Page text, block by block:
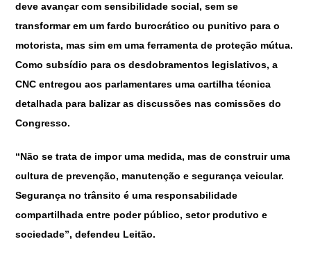
deve avançar com sensibilidade social, sem se
transformar em um fardo burocrático ou punitivo para o
motorista, mas sim em uma ferramenta de proteção mútua.
Como subsídio para os desdobramentos legislativos, a
CNC entregou aos parlamentares uma cartilha técnica
detalhada para balizar as discussões nas comissões do
Congresso.
“Não se trata de impor uma medida, mas de construir uma
cultura de prevenção, manutenção e segurança veicular.
Segurança no trânsito é uma responsabilidade
compartilhada entre poder público, setor produtivo e
sociedade”, defendeu Leitão.